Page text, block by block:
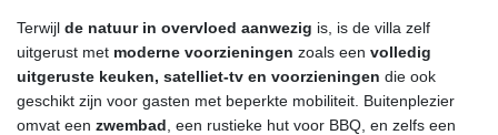
Terwijl de natuur in overvloed aanwezig is, is de villa zelf
uitgerust met moderne voorzieningen zoals een volledig
uitgeruste keuken, satelliet-tv en voorzieningen die ook
geschikt zijn voor gasten met beperkte mobiliteit. Buitenplezier
omvat een zwembad , een rustieke hut voor BBQ, en zelfs een